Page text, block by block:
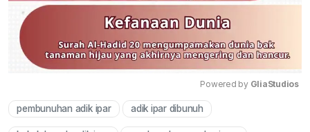
Powered by GliaStudios
pembunuhan adik ipar adik ipar dibunuh